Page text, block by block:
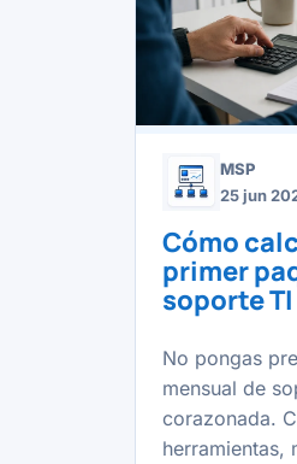
MSP
25 jun
Cómo
primer
soporte TI
No pongas
mensual de
corazonada.
herramientas,